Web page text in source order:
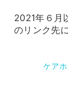
2021年６月
のリンク先
ケア